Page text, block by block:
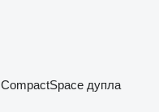
CompactSpace дупла